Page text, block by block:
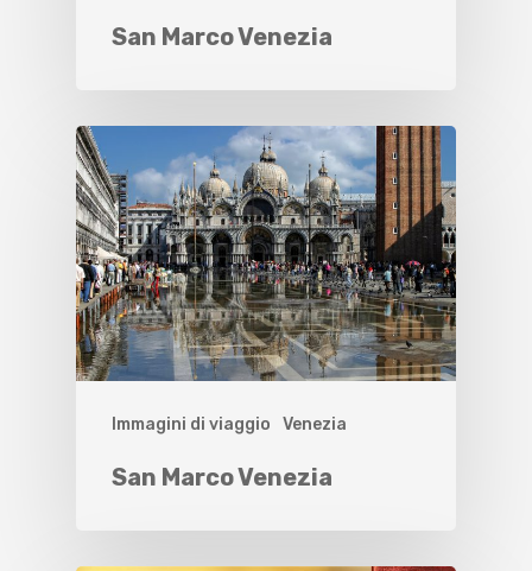
San Marco Venezia
Immagini di viaggio Venezia
San Marco Venezia